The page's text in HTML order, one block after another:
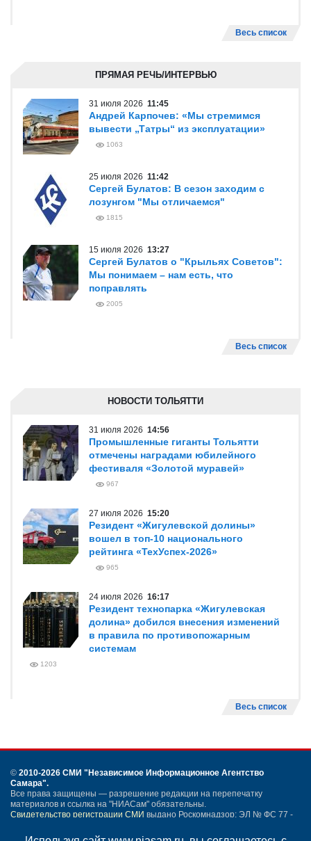
Весь список
ПРЯМАЯ РЕЧЬ/ИНТЕРВЬЮ
31 июля 2026 11:45
Андрей Карпочев: «Мы стремимся
вывести „Татры“ из эксплуатации»
1063
25 июля 2026 11:42
Сергей Булатов: В сезон заходим с
лозунгом "Мы отличаемся"
1815
15 июля 2026 13:27
Сергей Булатов о "Крыльях Советов":
Мы понимаем – нам есть, что
поправлять
2005
Весь список
НОВОСТИ ТОЛЬЯТТИ
31 июля 2026 14:56
Промышленные гиганты Тольятти
отмечены наградами юбилейного
фестиваля «Золотой муравей»
967
27 июля 2026 15:20
Резидент «Жигулевской долины»
вошел в топ-10 национального
рейтинга «ТехУспех-2026»
965
24 июля 2026 16:17
Резидент технопарка «Жигулевская
долина» добился внесения изменений
в правила по противопожарным
системам
1203
Весь список
© 2010-2026 СМИ "Независимое Информационное Агентство
Самара".
Все права защищены — разрешение редакции на перепечатку
материалов и ссылка на "НИАСам" обязательны.
Свидетельство регистрации СМИ выдано Роскомнадзор: ЭЛ № ФС 77 -
Учредитель ООО "НИАСам".